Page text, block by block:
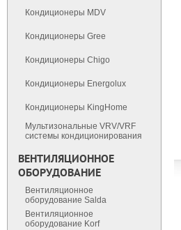
Кондиционеры MDV
Кондиционеры Gree
Кондиционеры Chigo
Кондиционеры Energolux
Кондиционеры KingHome
Мультизональные VRV/VRF
cистемы кондиционирования
ВЕНТИЛЯЦИОННОЕ
ОБОРУДОВАНИЕ
Вентиляционное
оборудование Salda
Вентиляционное
оборудование Korf